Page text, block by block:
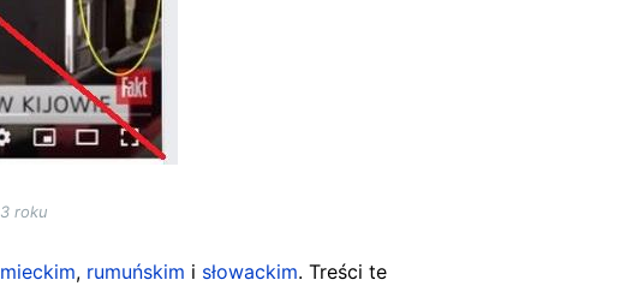
roku
, rumuńskim i słowackim. Treści te